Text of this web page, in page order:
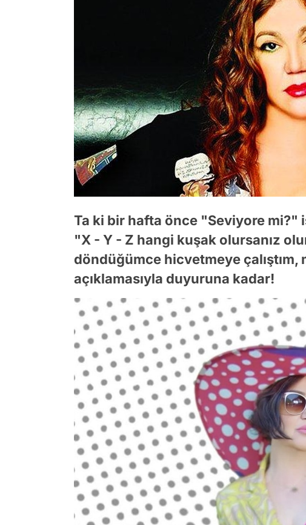
Ta ki bir hafta önce "Seviyore mi?"
"X - Y - Z hangi kuşak olursanız
döndüğümce hicvetmeye
açıklamasıyla duyuruna kadar!